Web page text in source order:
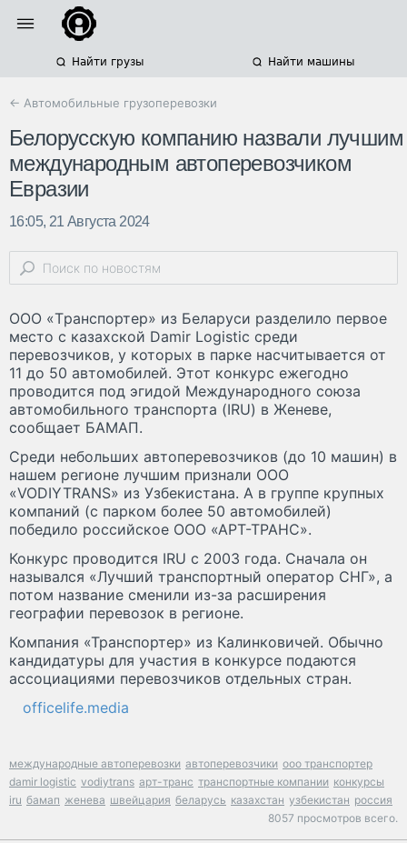
Найти грузы Найти машины
← Автомобильные грузоперевозки
Белорусскую компанию назвали лучшим
международным автоперевозчиком
Евразии
16:05, 21 Августа 2024
ООО «Tранспортер» из Беларуси разделило первое
место с казахской Damir Logistic среди
перевозчиков, у которых в парке насчитывается от
11 до 50 автомобилей. Этот конкурс ежегодно
проводится под эгидой Международного союза
автомобильного транспорта (IRU) в Женеве,
сообщает БАМАП.
Среди небольших автоперевозчиков (до 10 машин) в
нашем регионе лучшим признали ООО
«VODIYTRANS» из Узбекистана. А в группе крупных
компаний (с парком более 50 автомобилей)
победило российское ООО «АРТ-ТРАНС».
Конкурс проводится IRU с 2003 года. Сначала он
назывался «Лучший транспортный оператор СНГ», а
потом название сменили из-за расширения
географии перевозок в регионе.
Компания «Транспортер» из Калинковичей. Обычно
кандидатуры для участия в конкурсе подаются
ассоциациями перевозчиков отдельных стран.
officelife.media
международные автоперевозки автоперевозчики ооо транспортер
damir logistic vodiytrans арт-транс транспортные компании конкурсы
iru бамап женева швейцария беларусь казахстан узбекистан россия
8057 просмотров всего.